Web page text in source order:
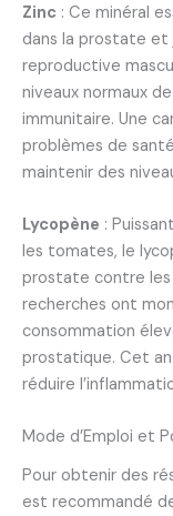
Zinc : Ce minéral
dans la prostate et
reproductive
niveaux normaux
immunitaire. Une
problèmes de
maintenir des
Lycopène :
les tomates, le
prostate contre les
recherches ont
consommation
prostatique. Cet
réduire
Mode d’Emploi et
Pour obtenir des
est recommandé